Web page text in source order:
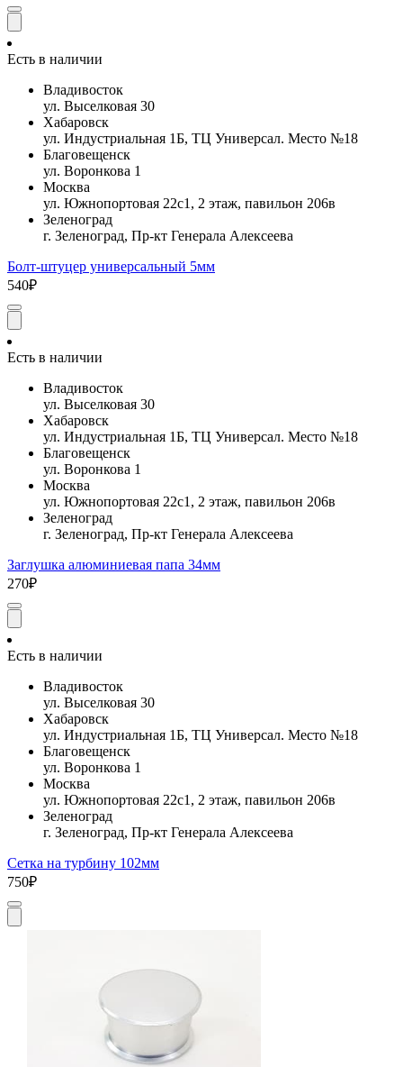
Есть в наличии
Владивосток
ул. Выселковая 30
Хабаровск
ул. Индустриальная 1Б, ТЦ Универсал. Место №18
Благовещенск
ул. Воронкова 1
Москва
ул. Южнопортовая 22с1, 2 этаж, павильон 206в
Зеленоград
г. Зеленоград, Пр-кт Генерала Алексеева
Болт-штуцер универсальный 5мм
540₽
Есть в наличии
Владивосток
ул. Выселковая 30
Хабаровск
ул. Индустриальная 1Б, ТЦ Универсал. Место №18
Благовещенск
ул. Воронкова 1
Москва
ул. Южнопортовая 22с1, 2 этаж, павильон 206в
Зеленоград
г. Зеленоград, Пр-кт Генерала Алексеева
Заглушка алюминиевая папа 34мм
270₽
Есть в наличии
Владивосток
ул. Выселковая 30
Хабаровск
ул. Индустриальная 1Б, ТЦ Универсал. Место №18
Благовещенск
ул. Воронкова 1
Москва
ул. Южнопортовая 22с1, 2 этаж, павильон 206в
Зеленоград
г. Зеленоград, Пр-кт Генерала Алексеева
Сетка на турбину 102мм
750₽